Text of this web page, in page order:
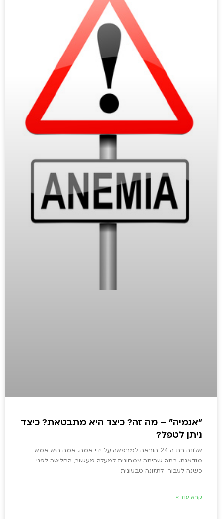
"אנמיה" – מה זה? כיצד היא מתבטאת? כיצד
ניתן לטפל?
אלונה בת ה 24 הובאה למרפאה על ידי אמה. אמה היא אמא
מודאגת. בתה שהיתה צמחונית למעלה מעשור, החליטה לפני
כשנה לעבור לתזונה טבעונית
קרא עוד »